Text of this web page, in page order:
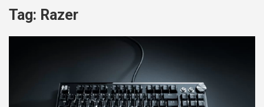
Tag: Razer